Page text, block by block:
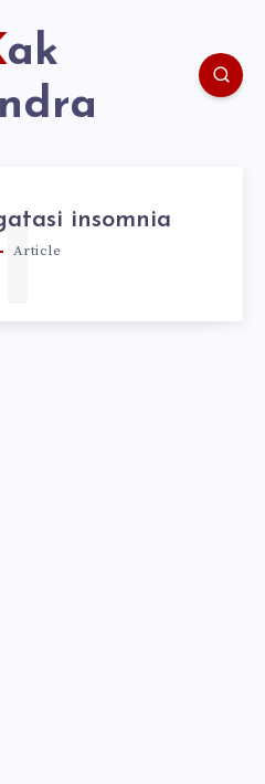
insomnia
Article